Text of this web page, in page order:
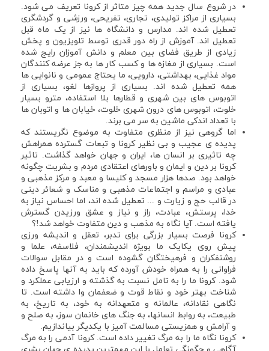
در شروع سال جدید همه چیز متاثر از کرونا تعریف می شود.
بسیاری از مراکز تولیدی، تجاری، تفریحی، ورزشی و گردشگری
تعطیل شده اند. مدارس و دانشگاه ها نیز از یک ماه قبل
تعطیل اند. آموزش از راه دور قدری توسط تلویزیون و پخش
زیادی از طریق فضای بین معلم و دانش آموزان رایج شده
است. بسیاری از مغازه ها و کسب کار ها به جز عرضه کنندگان
مواد غذایی، بهداشتی، دارویی، ما یحتاج عمومی و نانوایی ها
همه تعطیل شده اند. بسیاری از پروازها لغو، بسیاری از
اتوبوس های بین شهری و قطارها بلا استفاده، مترو بسیار
خلوت، اتوبوس های درون شهری خلوت، خیابان ها و اتوبان ها
با تعداد اندکی ماشین به سر می برند.
اما گروهی نیز از منظری متفاوت به موضوع نگریستند که
پدیده ی عجیب و بی نظیر کرونا و تبعات گسترده همراهش
چه تاثیری بر انسان ها، ایران و جهان خواهد گذاشت. تاثیر
کرونا بر دین و ایمان و باورهای اعتقادی مردم و بشریت چگونه
خواهد بود. صدها هزار مسجد و کلیسا و معبد و مرکز مذهبی و
عبادی و مراسم و اجتماعات مذهبی و مناسک و شعائر دینی
در قالب حج و زیارت و ... تعطیل شده اند، اما احساس نیاز به
خدا، پرستش، عبادت، راز و نیاز و عشق ورزیدن گسترش
یافته است. آیا نگاه به مذهب و دین متفاوت خواهد شد!؟
کرونا فرصت بسیار بزرگی برای تدبر، تعقل و اندیشه ورزی
پیش روی یکایک ما بویژه اندیشمندان، فلاسفه، علما و
روشنفکران و فرهیختگان گشوده است و در مقابل سوالات
فراوانی را به همراه خودش آورده که باید به آنها پاسخ داده
شود. کرونا ما را به تامل نسبت به گذشته و ارزیابی عملکرد و
شناخت بهتر خود و نقاط قوت و ضعفمان وا داشته است. تا
نگاهی نقادانه، عالمانه و متعهدانه به خود، به تاریخ، به
طبیعت، به روابط انسانها، به جنگ های خانمان سوز، به صلح و
و آرامش و همزیستی مسالمت آمیز با یکدیگر بیاندازیم.
کرونا نگاه ما را به مرگ تغییر داده است. کرونا آدمی را به مرگ